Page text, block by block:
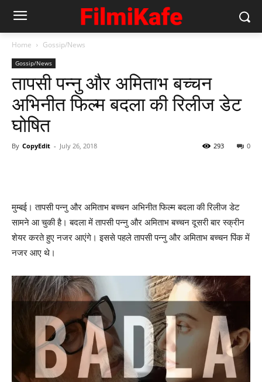
Home Gossip/News
Gossip/News
तापसी पन्नु और अमिताभ बच्चन
अभिनीत फिल्म बदला की रिलीज डेट
घोषित
By CopyEdit - July 26, 2018 0
293
मुम्बई। तापसी पन्नु और अमिताभ बच्चन अभिनीत फिल्म बदला की रिलीज डेट
सामने आ चुकी है। बदला में तापसी पन्नु और अमिताभ बच्चन दूसरी बार स्क्रीन
शेयर करते हुए नजर आएंगे। इससे पहले तापसी पन्नु और अमिताभ बच्चन पिंक में
नजर आए थे।